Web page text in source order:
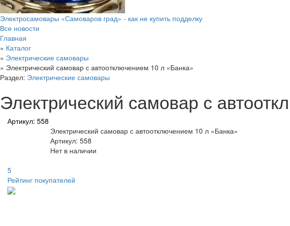
Электросамовары «Самоваров град» - как не купить подделку
Все новости
Главная
» Каталог
» Электрические самовары
» Электрический самовар с автоотключением 10 л «Банка»
Раздел: Электрические самовары
Электрический самовар с
Артикул: 558
Электрический самовар с автоотключением 10 л «Банка»
Артикул: 558
Нет в наличии
5
Рейтинг покупателей